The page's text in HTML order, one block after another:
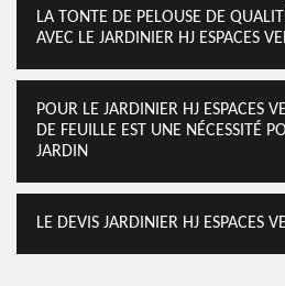
LA TONTE DE PELOUSE DE
AVEC LE JARDINIER HJ ESPACES
POUR LE JARDINIER HJ ESPACES
DE FEUILLE EST UNE NÉCESSITÉ
JARDIN
LE DEVIS JARDINIER HJ ESPACES